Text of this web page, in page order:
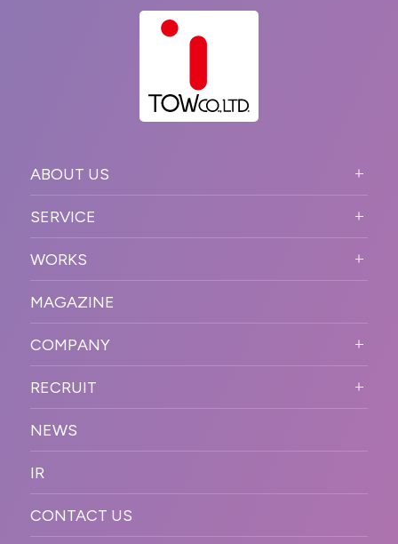
ABOUT US
PURPOSE
VISION
OUR DNA
SERVICE
STRONG POINT
BUSINESS DOMAIN
SOLUTION
WORKFLOW
WORKS
オンラインイベント
SNSプロモーション
プラットフォーム販
促
デジタル制作・映像
制作
PR
カンファレンス・展示会・アワ
ESPORTS・ゲームプロモーシ
MAGAZINE
COMPANY
COMPANY INFORMATION
MESSAGE
OFFICER
ACCESS
ORGANIZATION CHART
RECRUIT
新卒採用
キャリア採用
NEWS
IR
CONTACT US